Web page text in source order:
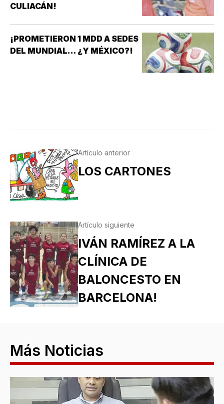
CULIACÁN!
¡PROMETIERON 1 MDD A SEDES
DEL MUNDIAL... ¿Y MÉXICO?!
Artículo anterior
LOS CARTONES
Artículo siguiente
IVÁN RAMÍREZ A LA
CLÍNICA DE
BALONCESTO EN
BARCELONA!
Más Noticias